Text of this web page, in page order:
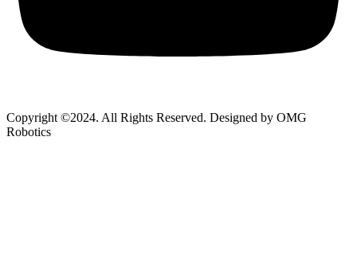
Copyright ©2024. All Rights Reserved. Designed by OMG
Robotics